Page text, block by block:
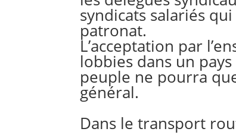
syndicats salariés
patronat.
L’acceptation par
lobbies dans un
peuple ne pourra
général.
Dans le transport